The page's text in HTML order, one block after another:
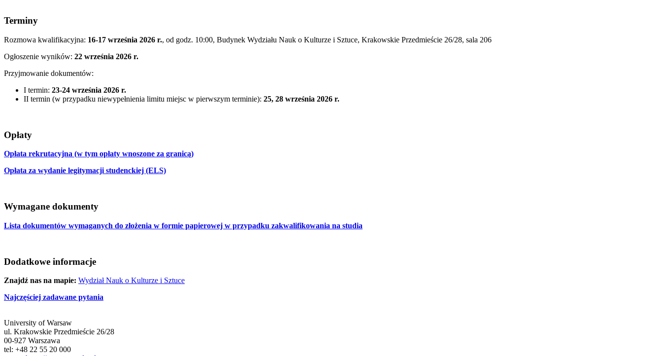
Terminy
Rozmowa kwalifikacyjna: 16-17 września 2026 r., od godz. 10:00, Budynek Wydziału Nauk o Kulturze i Sztuce, Krakowskie Przedmieście 26/28, sala 206
Ogłoszenie wyników: 22 września 2026 r.
Przyjmowanie dokumentów:
I termin: 23-24 września 2026 r.
II termin (w przypadku niewypełnienia limitu miejsc w pierwszym terminie): 25, 28 września 2026 r.
Opłaty
Opłata rekrutacyjna (w tym opłaty wnoszone za granicą)
Opłata za wydanie legitymacji studenckiej (ELS)
Wymagane dokumenty
Lista dokumentów wymaganych do złożenia w formie papierowej w przypadku zakwalifikowania na studia
Dodatkowe informacje
Znajdź nas na mapie: Wydział Nauk o Kulturze i Sztuce
Najczęściej zadawane pytania
University of Warsaw
ul. Krakowskie Przedmieście 26/28
00-927 Warszawa
tel: +48 22 55 20 000